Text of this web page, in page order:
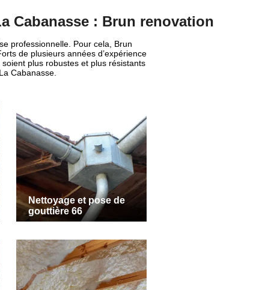
Cabanasse : Brun renovation
professionnelle. Pour cela, Brun
de plusieurs années d’expérience
plus robustes et plus résistants
Cabanasse.
Nettoyage et pose de
gouttière 66